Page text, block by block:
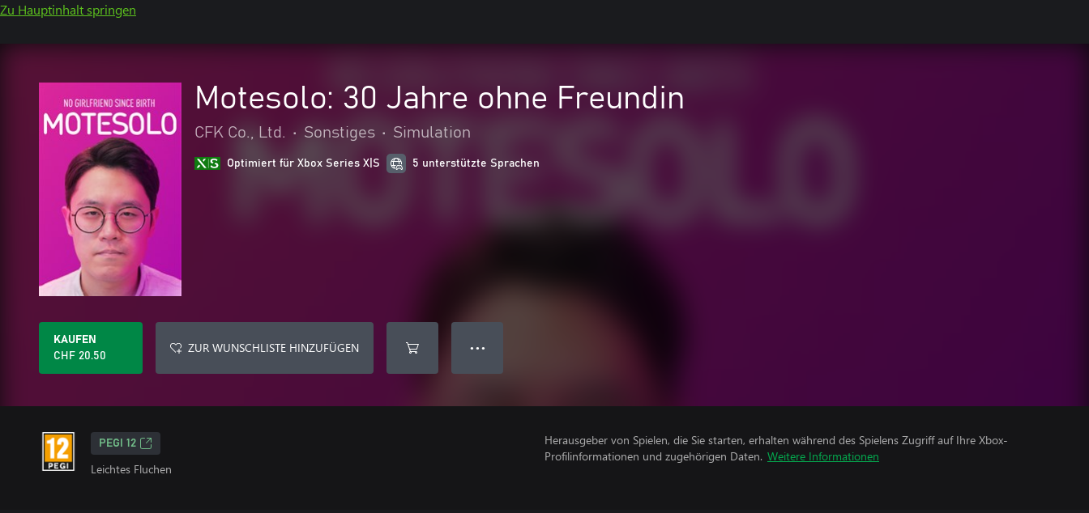
Zu Hauptinhalt springen
Motesolo: 30 Jahre ohne Freundin
CFK Co., Ltd. • Sonstiges • Simulation
Optimiert für Xbox Series X|S 5 unterstützte Sprachen
KAUFEN
CHF 20.50
ZUR WUNSCHLISTE HINZUFÜGEN ● ● ●
PEGI 12
Leichtes Fluchen
Herausgeber von Spielen, die Sie starten, erhalten während des Spielens Zugriff auf Ihre Xbox-
Profilinformationen und zugehörigen Daten. Weitere Informationen